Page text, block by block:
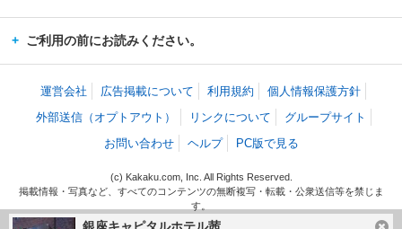
ご利用の前にお読みください。
運営会社 広告掲載について 利用規約
個人情報保護方針
外部送信（オプトアウト）
リンクについて
グループサイト
お問い合わせ
ヘルプ PC版で見る
(c) Kakaku.com, Inc. All Rights Reserved.
掲載情報・写真など、すべてのコンテンツの無断複写・転載・公衆送信等を禁じま
す。